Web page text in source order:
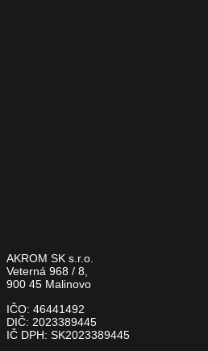
AKROM SK s.r.o.
Veterná 968 / 8,
900 45 Malinovo
IČO: 46441492
DIČ: 2023389445
IČ DPH: SK2023389445